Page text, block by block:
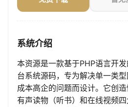
系统介绍
本资源是一款基于PHP语言开
台系统源码，专为解决单一类
成本高企的问题而设计。它创造
有声读物（听书）和在线视频